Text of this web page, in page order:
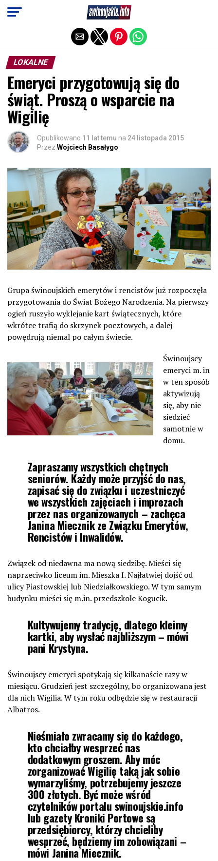
LOKALNE
Emeryci przygotowują się do
świąt. Proszą o wsparcie na
Wigilię
Opublikowano 11 lat temu na 24 listopada 2015
Przez Wojciech Basałygo
Grupa świnoujskich emerytów i rencistów już rozpoczęła
przygotowania do Świat Bożego Narodzenia. Na pierwszy
ogień ruszyło wyklejanie kart świątecznych, które
wkrótce trafią do skrzynek pocztowych, a dalej
powędrują niemal po całym świecie.
Świnoujscy
emeryci m. in
w ten sposób
aktywizują
się, aby nie
siedzieć
samotnie w
domu.
Zapraszamy wszystkich chętnych
seniorów. Każdy może przyjść do nas,
zapisać się do związku i uczestniczyć
we wszystkich zajęciach i imprezach
przez nas organizowanych – zachęca
Janina Miecznik ze Związku Emerytów,
Rencistów i Inwalidów.
Związek od niedawna ma nową siedzibę. Mieści się
naprzeciwko liceum im. Mieszka I. Najłatwiej dojść od
ulicy Piastowskiej lub Niedziałkowskiego. W tym samym
budynku mieści się m.in. przedszkole Kogucik.
Kultywujemy tradycję, dlatego kleimy
kartki, aby wysłać najbliższym – mówi
pani Krystyna.
Świnoujscy emeryci spotykają się kilkanaście razy w
miesiącu. Grudzień jest szczególny, bo organizowana jest
dla nich Wigilia. W tym roku odbędzie się w restauracji
Albatros.
Nieśmiało zwracamy się do każdego,
kto chciałby wesprzeć nas
dodatkowym groszem. Aby móc
zorganizować Wigilię taką jak sobie
wymarzyliśmy, potrzebujemy jeszcze
300 złotych. Być może wśród
czytelników portalu swinoujskie.info
lub gazety Kroniki Portowe są
przedsiębiorcy, którzy chcieliby
wesprzeć, będziemy im zobowiązani –
mówi Janina Miecznik.
Exit mobile version